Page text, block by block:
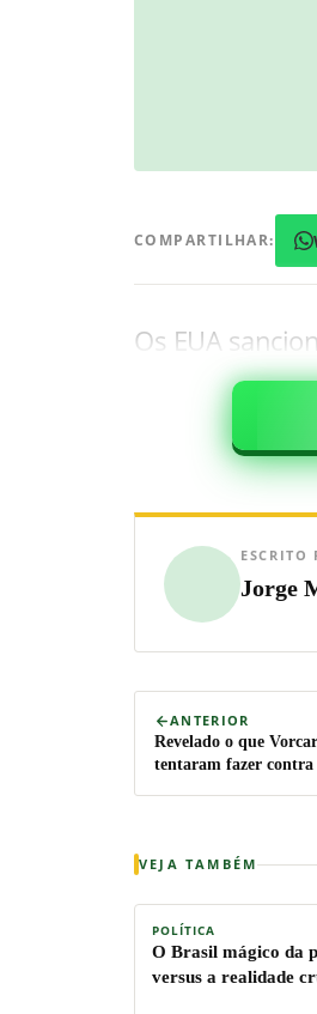
COMPARTILHAR:
Os EUA
ESCRITO
Jorge
ANTERIOR
Revelado o que
tentaram fazer
VEJA TAMBÉM
POLÍTICA
O Brasil mágico da
versus a realidade